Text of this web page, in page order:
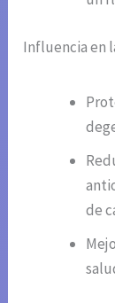
Influencia en
de